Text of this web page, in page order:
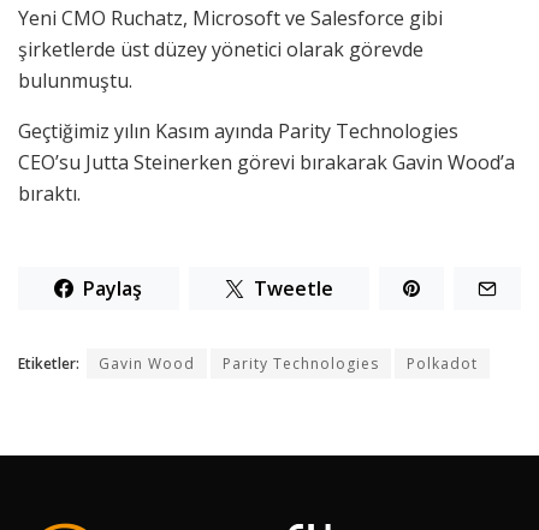
Yeni CMO Ruchatz, Microsoft ve Salesforce gibi
şirketlerde üst düzey yönetici olarak görevde
bulunmuştu.
Geçtiğimiz yılın Kasım ayında Parity Technologies
CEO’su Jutta Steinerken görevi bırakarak Gavin Wood’a
bıraktı.
Paylaş Tweetle
Etiketler: Gavin Wood Parity Technologies Polkadot